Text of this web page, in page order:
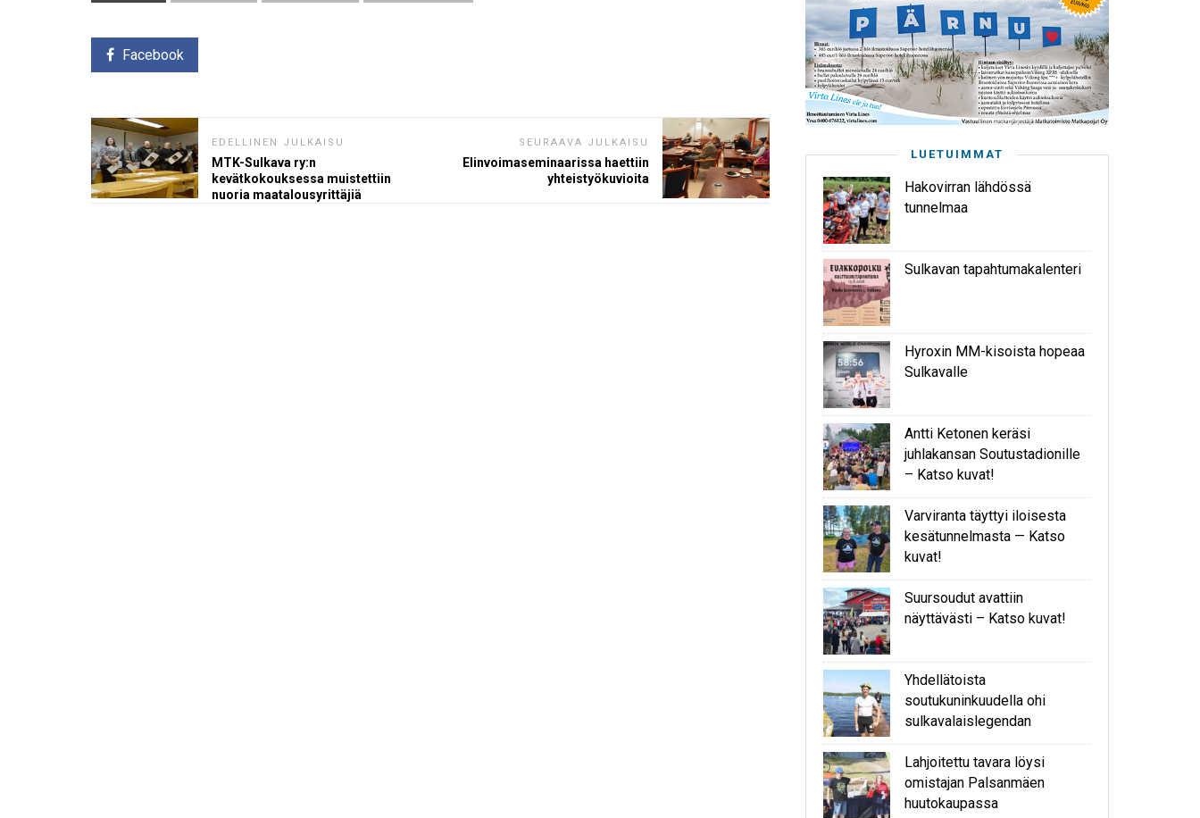
Facebook
EDELLINEN JULKAISU
MTK-Sulkava ry:n
kevätkokouksessa muistettiin
nuoria maatalousyrittäjiä
SEURAAVA JULKAISU
Elinvoimaseminaarissa haettiin
yhteistyökuvioita
LUETUIMMAT
Hakovirran lähdössä
tunnelmaa
Sulkavan tapahtumakalenteri
Hyroxin MM-kisoista hopeaa
Sulkavalle
Antti Ketonen keräsi
juhlakansan Soutustadionille
– Katso kuvat!
Varviranta täyttyi iloisesta
kesätunnelmasta — Katso
kuvat!
Suursoudut avattiin
näyttävästi – Katso kuvat!
Yhdellätoista
soutukuninkuudella ohi
sulkavalaislegendan
Lahjoitettu tavara löysi
omistajan Palsanmäen
huutokaupassa